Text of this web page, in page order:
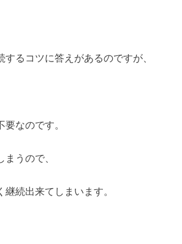
するコツに答えがあるのですが、
なのです。
うので、
続出来てしまいます。